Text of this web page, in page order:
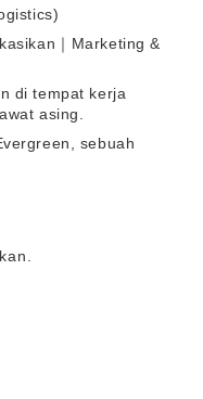
｜Marketing &
di tempat kerja
asing.
sebuah